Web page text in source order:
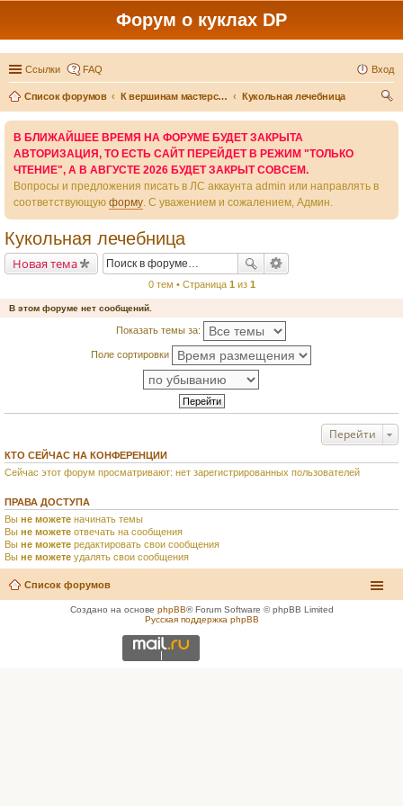
Форум о куклах DP
Ссылки FAQ Вход
Список форумов К вершинам мастерства - вместе
Кукольная лечебница
В БЛИЖАЙШЕЕ ВРЕМЯ НА ФОРУМЕ БУДЕТ ЗАКРЫТА
АВТОРИЗАЦИЯ, ТО ЕСТЬ САЙТ ПЕРЕЙДЕТ В РЕЖИМ "ТОЛЬКО
ЧТЕНИЕ", А В АВГУСТЕ 2026 БУДЕТ ЗАКРЫТ СОВСЕМ.
Вопросы и предложения писать в ЛС аккаунта admin или направлять в
соответствующую форму. С уважением и сожалением, Админ.
Кукольная лечебница
Новая тема
0 тем • Страница 1 из 1
В этом форуме нет сообщений.
Показать темы за:
Поле сортировки
Перейти
КТО СЕЙЧАС НА КОНФЕРЕНЦИИ
Сейчас этот форум просматривают: нет зарегистрированных пользователей
ПРАВА ДОСТУПА
Вы не можете начинать темы
Вы не можете отвечать на сообщения
Вы не можете редактировать свои сообщения
Вы не можете удалять свои сообщения
Список форумов
Создано на основе phpBB® Forum Software © phpBB Limited
Русская поддержка phpBB